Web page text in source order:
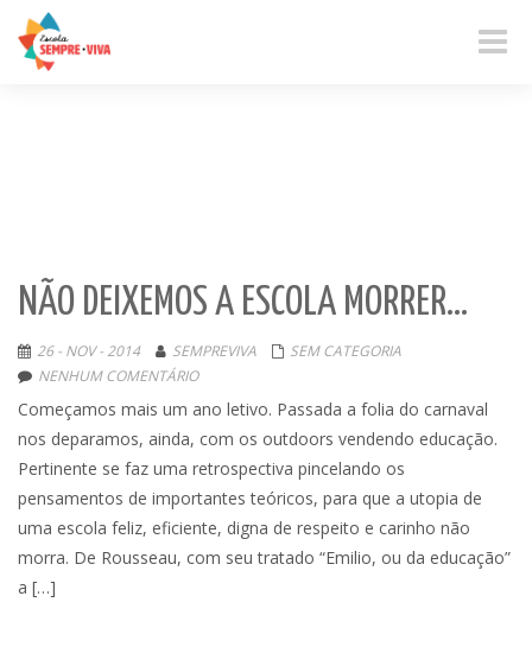
Toggle
NÃO DEIXEMOS A ESCOLA MORRER…
26 - NOV - 2014 SEMPREVIVA
SEM CATEGORIA
NENHUM COMENTÁRIO
Começamos mais um ano letivo. Passada a folia do carnaval
nos deparamos, ainda, com os outdoors vendendo educação.
Pertinente se faz uma retrospectiva pincelando os
pensamentos de importantes teóricos, para que a utopia de
uma escola feliz, eficiente, digna de respeito e carinho não
morra. De Rousseau, com seu tratado “Emilio, ou da educação”
a […]